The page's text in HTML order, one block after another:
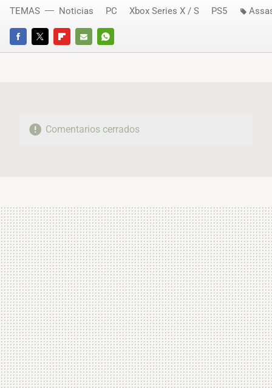
FACEBOOKTWITTERFLIPBOARD
E-
WHATSAPP
TEMAS Noticias PC Xbox Series X / S PS5
Comentarios cerrados